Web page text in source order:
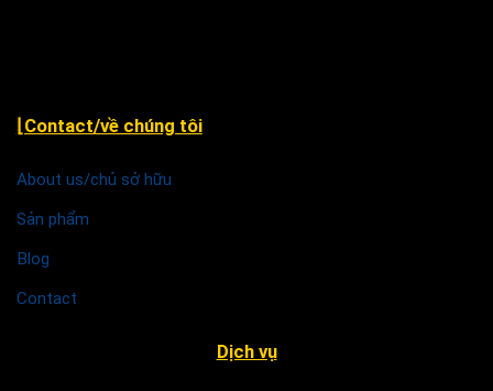
⌊Contact/về chúng tôi
About us/chủ sở hữu
Sản phẩm
Blog
Contact
Dịch vụ